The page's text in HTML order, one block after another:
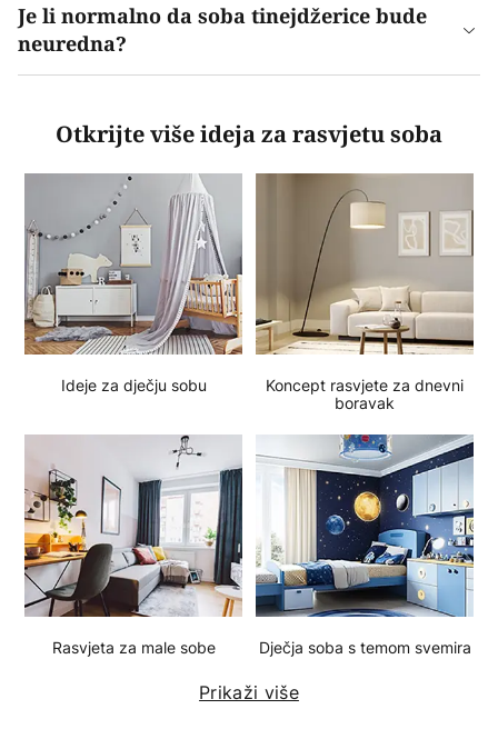
Je li normalno da soba tinejdžerice bude
neuredna?
Otkrijte više ideja za rasvjetu soba
Ideje za dječju sobu
Koncept rasvjete za dnevni
boravak
Rasvjeta za male sobe Dječja soba s temom svemira
Prikaži više